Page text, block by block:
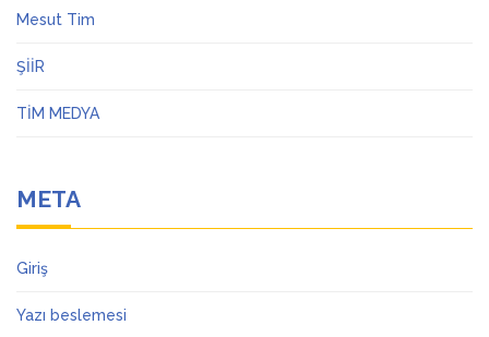
Mesut Tim
ŞİİR
TİM MEDYA
META
Giriş
Yazı beslemesi